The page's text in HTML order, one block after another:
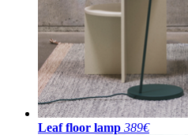
Leaf floor lamp 389€